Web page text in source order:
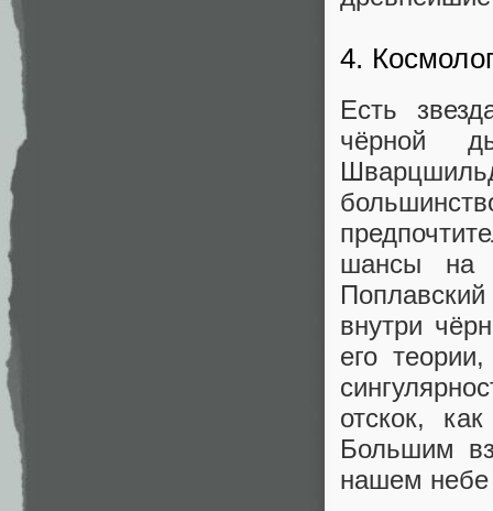
4.
Есть
чёрной
шансы на
внутри
его
отскок,
Большим
нашем небе